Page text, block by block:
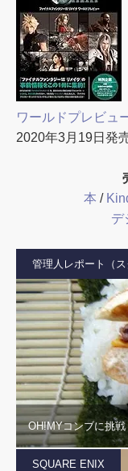
ワールドプレビュ
2020年3月19日発
本 /
デ
管理人レポート（ス
OH!MYコンブに挑
SQUARE ENIX